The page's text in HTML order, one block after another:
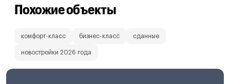
Похожие объекты
комфорт-класс бизнес-класс сданные
новостройки 2026 года